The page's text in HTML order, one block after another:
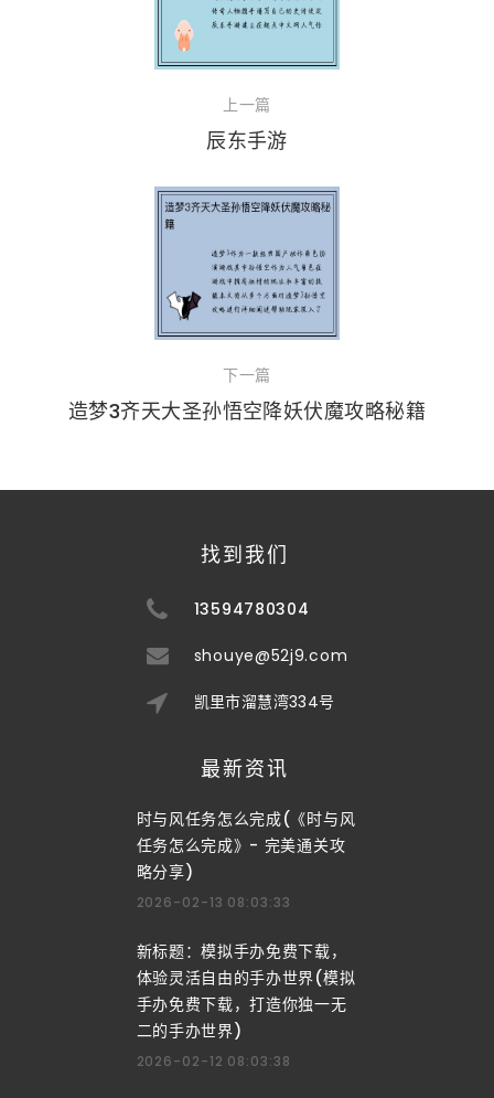
上一篇
辰东手游
下一篇
造梦3齐天大圣孙悟空降妖伏魔攻略秘籍
找到我们
13594780304
shouye@52j9.com
凯里市溜慧湾334号
最新资讯
时与风任务怎么完成(《时与风
任务怎么完成》- 完美通关攻
略分享)
2026-02-13 08:03:33
新标题：模拟手办免费下载，
体验灵活自由的手办世界(模拟
手办免费下载，打造你独一无
二的手办世界)
2026-02-12 08:03:38